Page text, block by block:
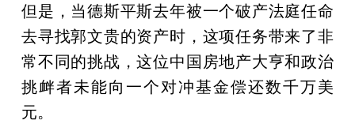
但是，当德斯平斯去年被一个破产法庭任命
去寻找郭文贵的资产时，这项任务带来了非
常不同的挑战，这位中国房地产大亨和政治
挑衅者未能向一个对冲基金偿还数千万美
元。